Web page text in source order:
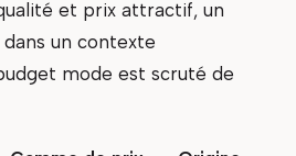
et prix attractif, un
un contexte
mode est scruté de